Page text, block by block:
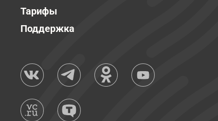
Тарифы
Поддержка